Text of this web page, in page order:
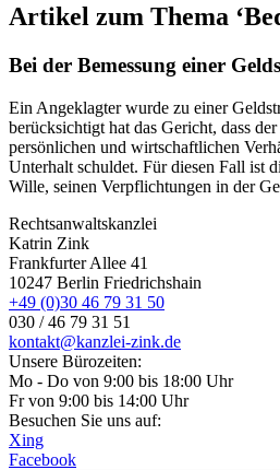
Artikel zum Thema
Bei der Bemessung einer
Ein Angeklagter wurde zu einer
berücksichtigt hat das Gericht, dass
persönlichen und wirtschaftlichen
Unterhalt schuldet. Für diesen Fall ist
Wille, seinen Verpflichtungen in der
Rechtsanwaltskanzlei
Katrin Zink
Frankfurter Allee 41
10247 Berlin Friedrichshain
+49 (0)30 46 79 31 50
030 / 46 79 31 51
kontakt@kanzlei-zink.de
Unsere Bürozeiten:
Mo - Do von 9:00 bis 18:00 Uhr
Fr von 9:00 bis 14:00 Uhr
Besuchen Sie uns auf:
Xing
Facebook